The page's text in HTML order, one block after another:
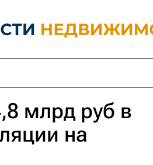
млрд руб в
на